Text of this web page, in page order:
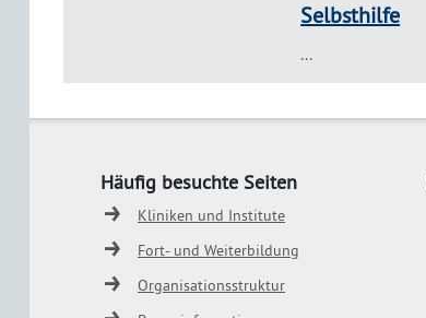
Selbsthilfe
...
Häufig besuchte Seiten
Kliniken und Institute
Fort- und Weiterbildung
Organisationsstruktur